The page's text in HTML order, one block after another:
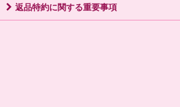
返品特約に関する重要事項